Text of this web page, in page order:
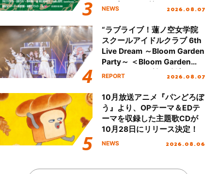
し、初となる第3ステージの
NEWS 2026.08.07
“ラブライブ！蓮ノ空女学院
スクールアイドルクラブ 6th
Live Dream ～Bloom Garden
Party～ ＜Bloom Garden
Party Stage／埼玉公演＞”
REPORT 2026.08.07
10月放送アニメ『パンどろぼ
う』より、OPテーマ＆EDテ
ーマを収録した主題歌CDが
10月28日にリリース決定！
NEWS 2026.08.06